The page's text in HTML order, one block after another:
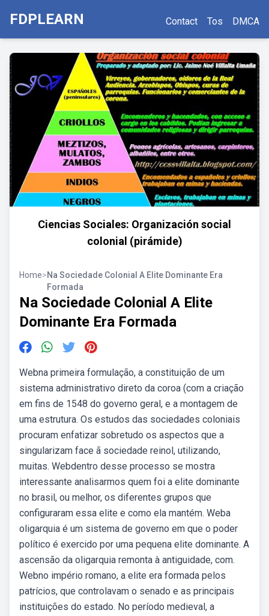
FDPLEARN Contact Tos DMCA
Ciencias Sociales: Organización social
colonial (pirámide)
Home>Na Sociedade Colonial A Elite Dominante Era
Formada
Na Sociedade Colonial A Elite
Dominante Era Formada
Webna primeira formulação, a constituição de um
sistema administrativo direto da coroa (com a criação
em fins de 1548 do governo geral, e a montagem de
uma estrutura. Os estudos das sociedades coloniais
procuram enfatizar sobretudo os aspectos que a
singularizam face ã sociedade reinol, utilizando,
muitas. Webdentro desse processo se mostra
interessante analisarmos quem foi a elite dominante
no brasil, ou melhor, os diferentes grupos que
configuraram essa elite e como ela mantém. Weba
oligarquia é um sistema de governo em que o poder
político é exercido por uma pequena elite dominante. A
ascensão da oligarquia remonta à antiguidade, com.
Webno império romano, a elite era formada pelos
patrícios, que controlavam o senado e as principais
instituições do estado. No período medieval, a